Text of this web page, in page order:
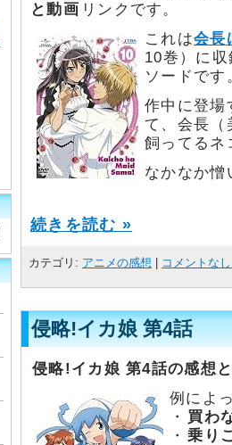
と動画 リンクです。
これは会長
10巻）に
ソードです
作中に登場
て、会長（
飼ってるネ
なかなか憎
続きを読む »
カテゴリ: アニメの感想 コメントな
侵略!イカ娘 第4話
侵略!イカ娘 第4話の感想
例によ
・ 買わ
・ 乗り